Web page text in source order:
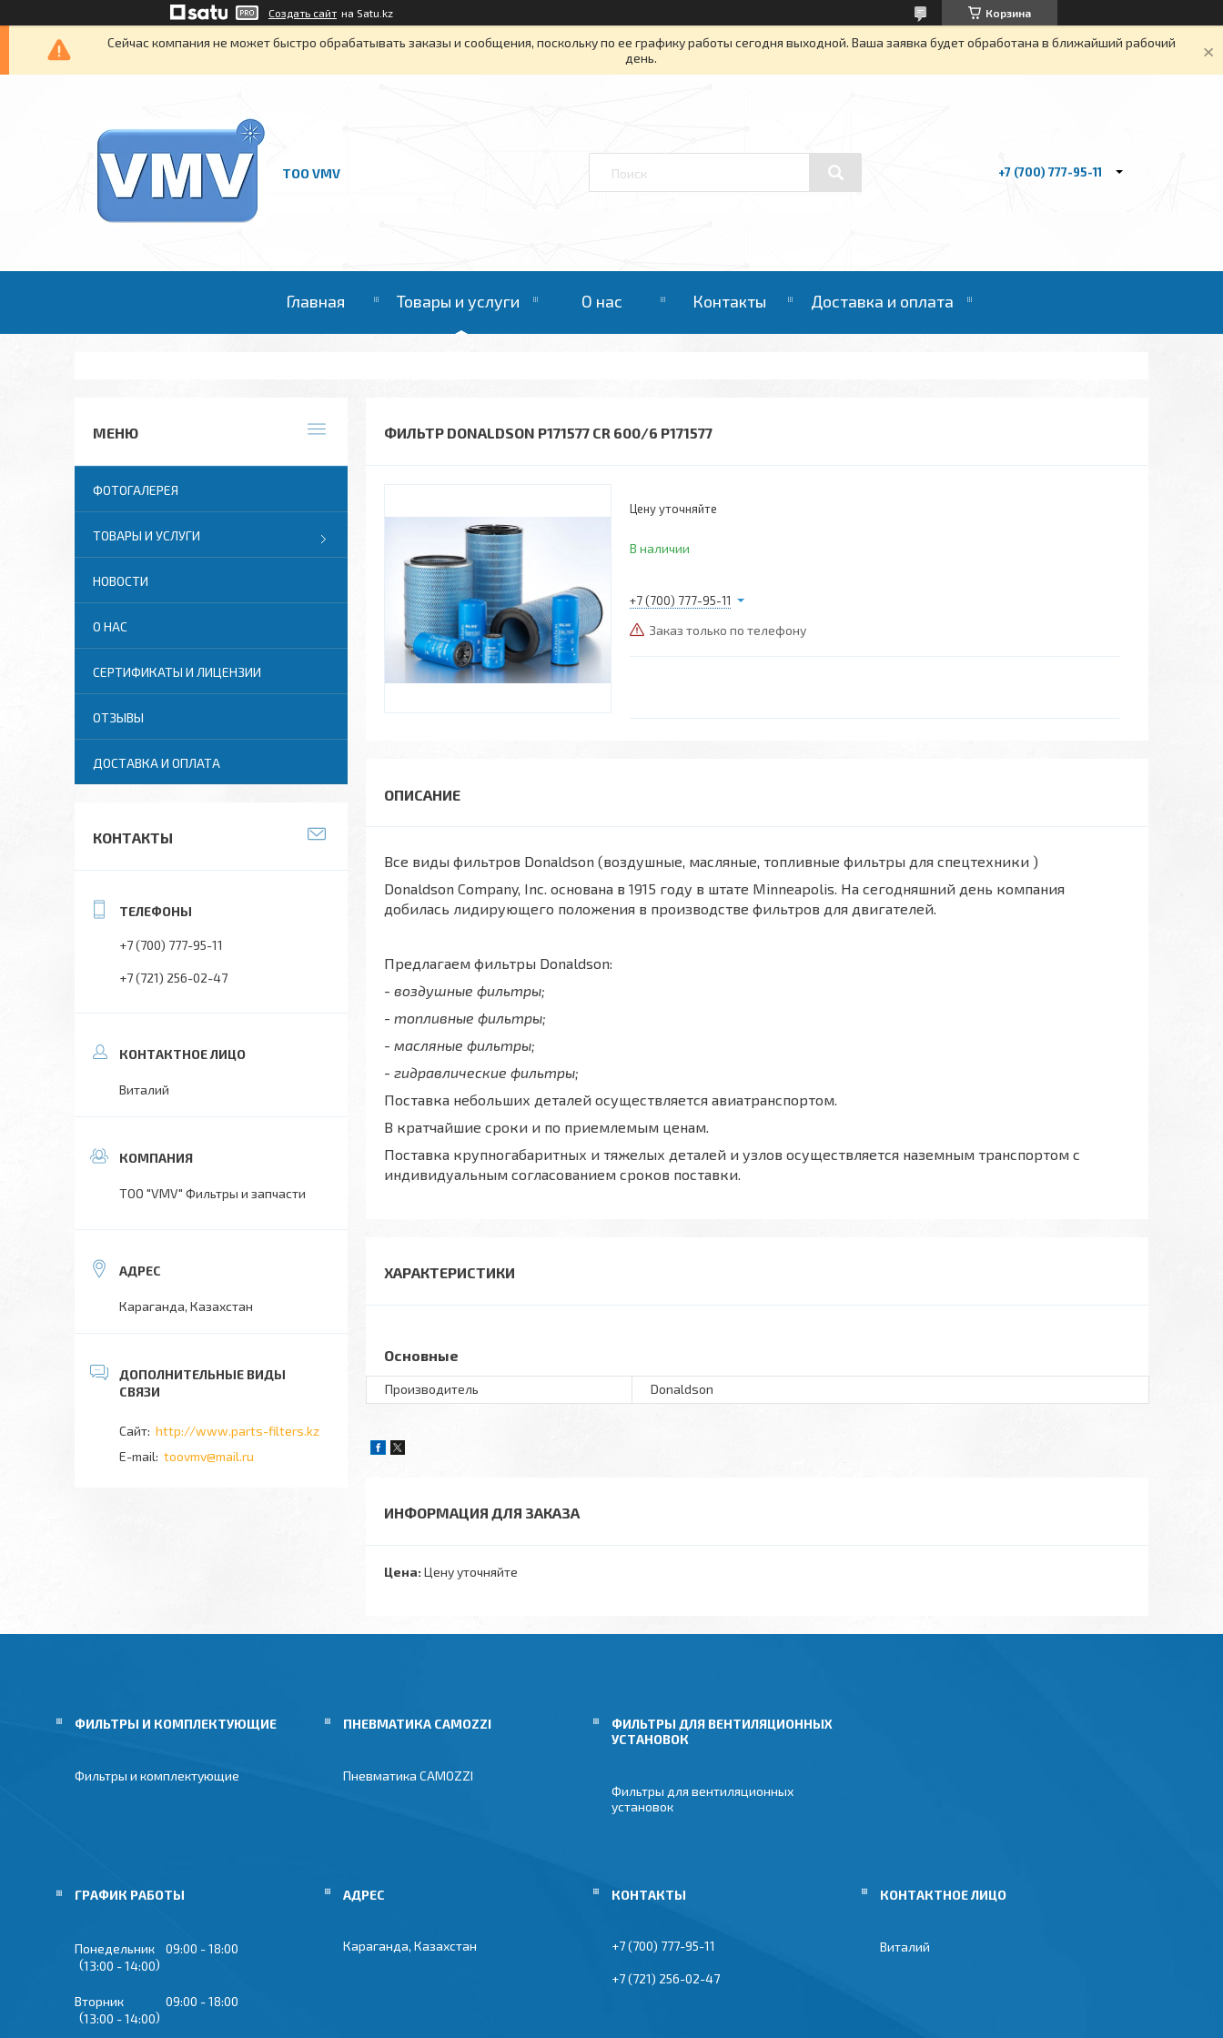
Создать сайт на Satu.kz Корзина
Сейчас компания не может быстро обрабатывать заказы и сообщения, поскольку по ее графику работы сегодня выходной. Ваша заявка будет обработана в ближайший рабочий
день.
ТОО VMV +7 (700) 777-95-11
Главная Товары и услуги О нас Контакты Доставка и оплата
ФИЛЬТР DONALDSON P171577 CR 600/6 P171577
Цену уточняйте
В наличии
+7 (700) 777-95-11
Заказ только по телефону
Все виды фильтров Donaldson (воздушные, масляные, топливные фильтры для спецтехники )
Donaldson Company, Inc. основана в 1915 году в штате Minneapolis. На сегодняшний день компания
добилась лидирующего положения в производстве фильтров для двигателей.
Предлагаем фильтры Donaldson:
- воздушные фильтры;
- топливные фильтры;
- масляные фильтры;
- гидравлические фильтры;
Поставка небольших деталей осуществляется авиатранспортом.
В кратчайшие сроки и по приемлемым ценам.
Поставка крупногабаритных и тяжелых деталей и узлов осуществляется наземным транспортом с
индивидуальным согласованием сроков поставки.
ХАРАКТЕРИСТИКИ
Основные
Производитель Donaldson
ИНФОРМАЦИЯ ДЛЯ ЗАКАЗА
Цена: Цену уточняйте
ФОТОГАЛЕРЕЯ
ТОВАРЫ И УСЛУГИ
НОВОСТИ
О НАС
СЕРТИФИКАТЫ И ЛИЦЕНЗИИ
ОТЗЫВЫ
ДОСТАВКА И ОПЛАТА
КОНТАКТЫ
+7 (700) 777-95-11
+7 (721) 256-02-47
Виталий
ТОО "VMV" Фильтры и запчасти
Караганда, Казахстан
http://www.parts-filters.kz
toovmv@mail.ru
ФИЛЬТРЫ И КОМПЛЕКТУЮЩИЕ
Фильтры и комплектующие
ПНЕВМАТИКА CAMOZZI
Пневматика CAMOZZI
ФИЛЬТРЫ ДЛЯ ВЕНТИЛЯЦИОННЫХ
УСТАНОВОК
Фильтры для вентиляционных
установок
ГРАФИК РАБОТЫ
Понедельник 09:00
18:00
13:00
14:00
Вторник 09:00
18:00
13:00
14:00
Караганда, Казахстан +7 (700) 777-95-11
+7 (721) 256-02-47
Виталий